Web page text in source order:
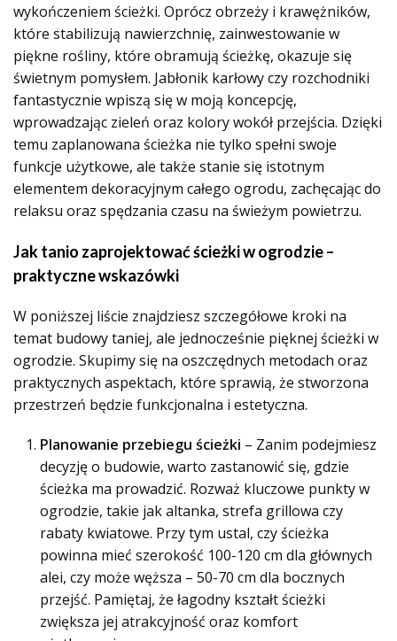
wykończeniem ścieżki. Oprócz obrzeży i krawężników,
które stabilizują nawierzchnię, zainwestowanie w
piękne rośliny, które obramują ścieżkę, okazuje się
świetnym pomysłem. Jabłonik karłowy czy rozchodniki
fantastycznie wpiszą się w moją koncepcję,
wprowadzając zieleń oraz kolory wokół przejścia. Dzięki
temu zaplanowana ścieżka nie tylko spełni swoje
funkcje użytkowe, ale także stanie się istotnym
elementem dekoracyjnym całego ogrodu, zachęcając do
relaksu oraz spędzania czasu na świeżym powietrzu.
Jak tanio zaprojektować ścieżki w ogrodzie –
praktyczne wskazówki
W poniższej liście znajdziesz szczegółowe kroki na
temat budowy taniej, ale jednocześnie pięknej ścieżki w
ogrodzie. Skupimy się na oszczędnych metodach oraz
praktycznych aspektach, które sprawią, że stworzona
przestrzeń będzie funkcjonalna i estetyczna.
Planowanie przebiegu ścieżki – Zanim podejmiesz
decyzję o budowie, warto zastanowić się, gdzie
ścieżka ma prowadzić. Rozważ kluczowe punkty w
ogrodzie, takie jak altanka, strefa grillowa czy
rabaty kwiatowe. Przy tym ustal, czy ścieżka
powinna mieć szerokość 100-120 cm dla głównych
alei, czy może węższa – 50-70 cm dla bocznych
przejść. Pamiętaj, że łagodny kształt ścieżki
zwiększa jej atrakcyjność oraz komfort